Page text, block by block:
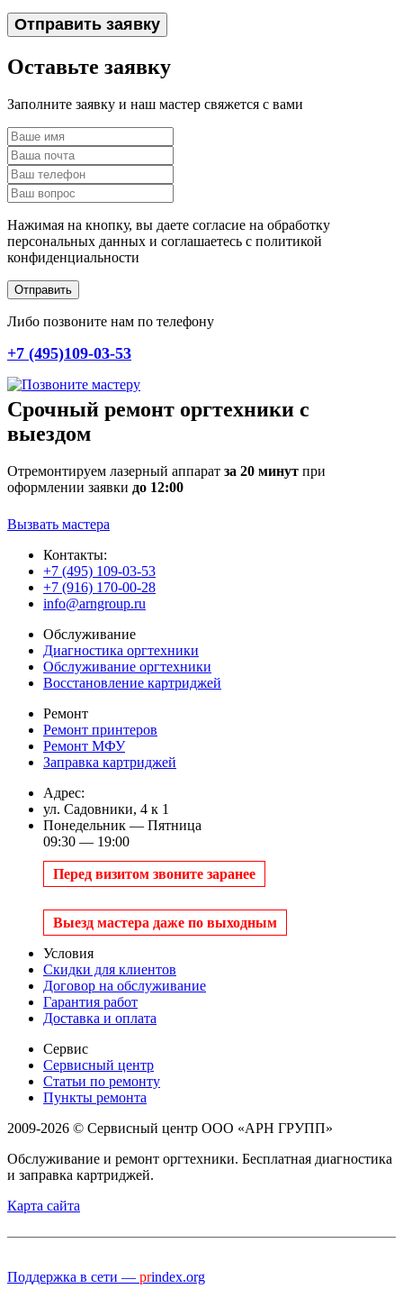
Отправить заявку
Оставьте заявку
Заполните заявку и наш мастер свяжется с вами
Нажимая на кнопку, вы даете согласие на обработку
персональных данных и соглашаетесь c политикой
конфиденциальности
Отправить
Либо позвоните нам по телефону
+7 (495)109-03-53
Срочный ремонт оргтехники с
выездом
Отремонтируем лазерный аппарат за 20 минут при
оформлении заявки до 12:00
Вызвать мастера
Контакты:
+7 (495) 109-03-53
+7 (916) 170-00-28
info@arngroup.ru
Обслуживание
Диагностика оргтехники
Обслуживание оргтехники
Восстановление картриджей
Ремонт
Ремонт принтеров
Ремонт МФУ
Заправка картриджей
Адрес:
ул. Садовники, 4 к 1
Понедельник — Пятница
09:30 — 19:00
Перед визитом звоните заранее
Выезд мастера даже по выходным
Условия
Скидки для клиентов
Договор на обслуживание
Гарантия работ
Доставка и оплата
Сервис
Сервисный центр
Статьи по ремонту
Пункты ремонта
2009-2026 © Сервисный центр ООО «АРН ГРУПП»
Обслуживание и ремонт оргтехники. Бесплатная диагностика
и заправка картриджей.
Карта сайта
Поддержка в сети — prindex.org